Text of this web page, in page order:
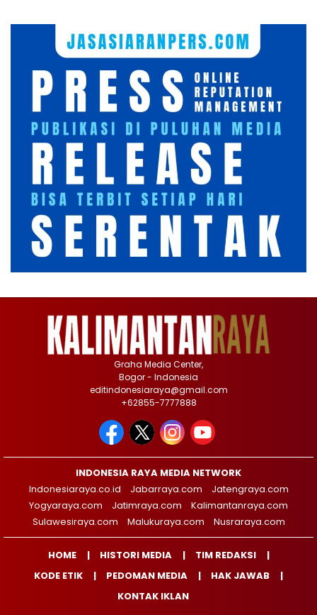
Graha Media Center,
Bogor - Indonesia
editindonesiaraya@gmail.com
+62855-7777888
INDONESIA RAYA MEDIA NETWORK
Indonesiaraya.co.id
Jabarraya.com
Jatengraya.com
Yogyaraya.com
Jatimraya.com
Kalimantanraya.com
Sulawesiraya.com
Malukuraya.com Nusraraya.com
HOME HISTORI MEDIA
TIM REDAKSI
KODE ETIK
PEDOMAN MEDIA
HAK JAWAB
KONTAK IKLAN